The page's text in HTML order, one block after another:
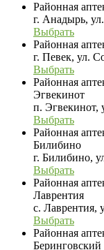
Районная
г. Анадырь,
Выбрать
Районная
г. Певек, ул.
Выбрать
Районная
Эгвекинот
п. Эгвекинот,
Выбрать
Районная
Билибино
г. Билибино,
Выбрать
Районная
Лаврентия
с. Лаврентия,
Выбрать
Районная
Беринговский